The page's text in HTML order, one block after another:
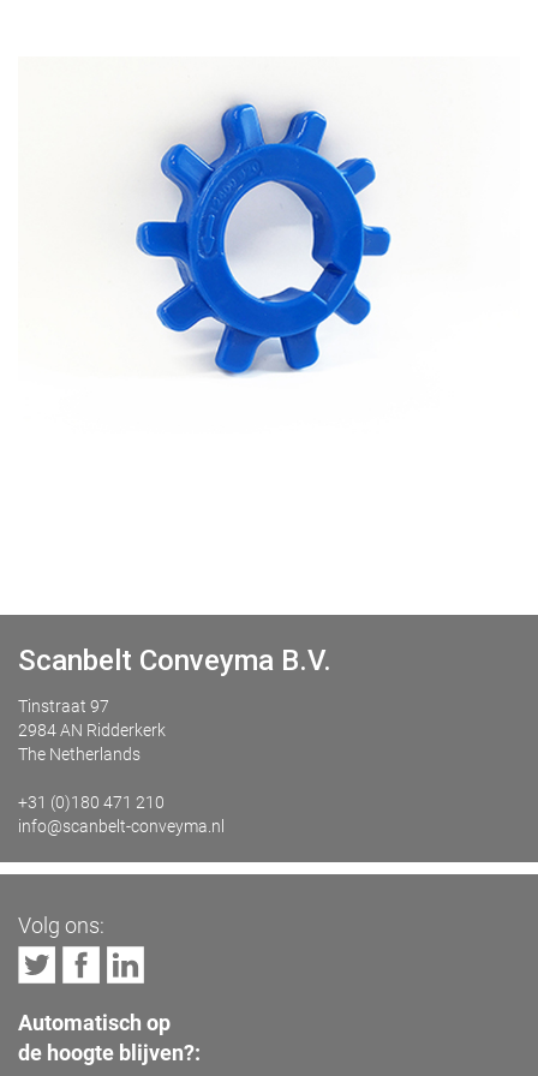
Scanbelt Conveyma B.V.
Tinstraat 97
2984 AN Ridderkerk
The Netherlands
+31 (0)180 471 210
info@scanbelt-conveyma.nl
Volg ons:
Automatisch op
de hoogte blijven?: